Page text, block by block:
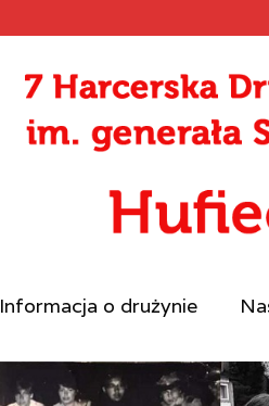
Informacja o drużynie